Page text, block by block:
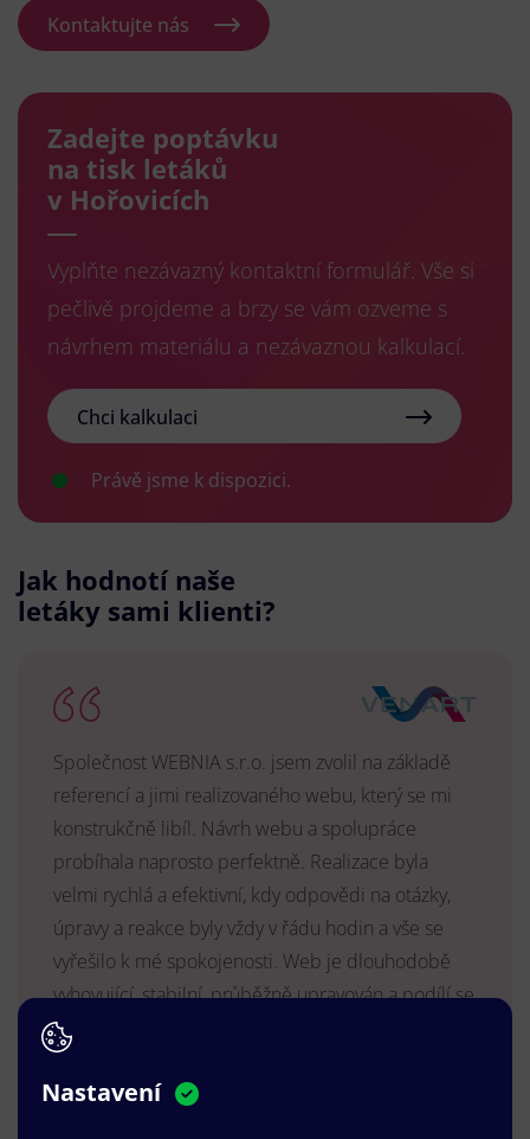
Kontaktujte nás
Zadejte poptávku
na tisk letáků
v Hořovicích
Vyplňte nezávazný kontaktní formulář. Vše si
pečlivě projdeme a brzy se vám ozveme s
návrhem materiálu a nezávaznou kalkulací.
Chci kalkulaci
Právě jsme k dispozici.
Jak hodnotí naše
letáky sami klienti?
Společnost WEBNIA s.r.o. jsem zvolil na základě
referencí a jimi realizovaného webu, který se mi
konstrukčně libíl. Návrh webu a spolupráce
probíhala naprosto perfektně. Realizace byla
velmi rychlá a efektivní, kdy odpovědi na otázky,
úpravy a reakce byly vždy v řádu hodin a vše se
vyřešilo k mé spokojenosti. Web je dlouhodobě
vyhovující, stabilní, průběžně upravován a podílí se
na pozitivním vnímání naší značky.
MUDr. Radek Vyšohlíd
VENART s.r.o.
Nastavení